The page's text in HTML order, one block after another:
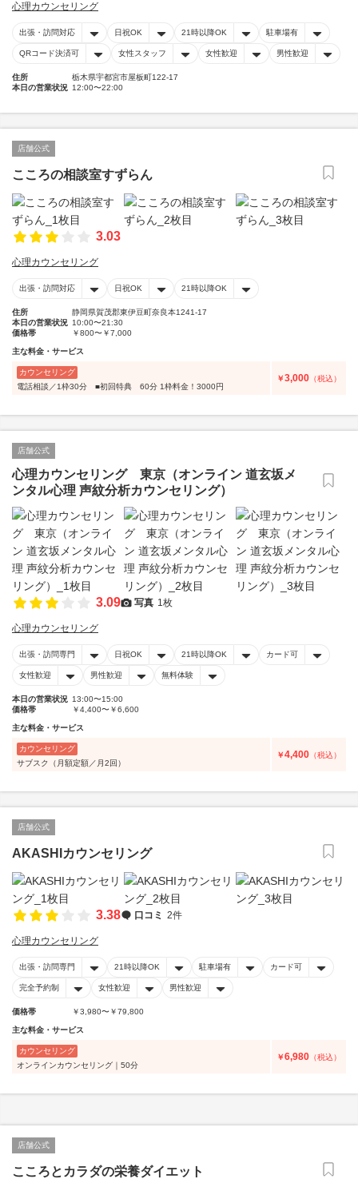
心理カウンセリング
出張・訪問対応 日祝OK 21時以降OK 駐車場有
QRコード決済可 女性スタッフ 女性歓迎 男性歓迎
住所
栃木県宇都宮市屋板町122-17
本日の営業状況 12:00〜22:00
店舗公式
こころの相談室すずらん
3.03
心理カウンセリング
出張・訪問対応 日祝OK 21時以降OK
住所
静岡県賀茂郡東伊豆町奈良本1241-17
本日の営業状況 10:00〜21:30
価格帯
￥800〜￥7,000
主な料金・サービス
カウンセリング
電話相談／1枠30分 ■初回特典 60分 1枠料金！3000円
￥3,000 （税込）
店舗公式
心理カウンセリング 東京（オンライン 道玄坂メ
ンタル心理 声紋分析カウンセリング）
3.09 写真 1枚
心理カウンセリング
出張・訪問専門 日祝OK 21時以降OK カード可
女性歓迎 男性歓迎 無料体験
本日の営業状況 13:00〜15:00
価格帯
￥4,400〜￥6,600
主な料金・サービス
カウンセリング
サブスク（月額定額／月2回）
￥4,400 （税込）
店舗公式
AKASHIカウンセリング
3.38 口コミ 2件
心理カウンセリング
出張・訪問専門 21時以降OK 駐車場有 カード可
完全予約制 女性歓迎 男性歓迎
価格帯 ￥3,980〜￥79,800
主な料金・サービス
カウンセリング
オンラインカウンセリング｜50分
￥6,980 （税込）
店舗公式
こころとカラダの栄養ダイエット